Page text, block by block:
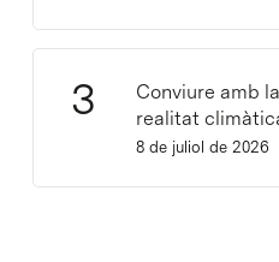
Conviure amb
realitat
8 de juliol de 2026